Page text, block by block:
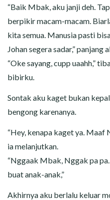
“Baik Mbak, aku janji deh.
berpikir macam-macam.
kita semua. Manusia pasti
Johan segera sadar,” panjang
“Oke sayang, cupp uaahh,”
bibirku.
Sontak aku kaget bukan
bengong karenanya.
“Hey, kenapa kaget ya. Maaf
ia melanjutkan.
“Nggaak Mbak, Nggak pa
buat anak-anak,”
Akhirnya aku berlalu keluar